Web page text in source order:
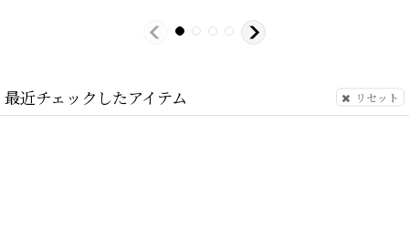
最近チェックしたアイテム リセット